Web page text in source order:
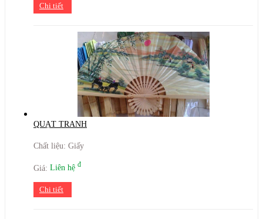
Chi tiết
QUẠT TRANH
Chất liệu: Giấy
Giá: Liên hệ đ
Chi tiết